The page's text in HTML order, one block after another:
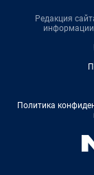
Редакция
Политика